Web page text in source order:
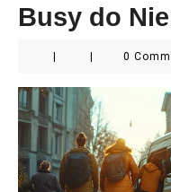
Busy do
0